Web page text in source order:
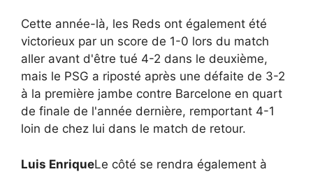
Cette année-là, les Reds ont également été
victorieux par un score de 1-0 lors du match
aller avant d'être tué 4-2 dans le deuxième,
mais le PSG a riposté après une défaite de 3-2
à la première jambe contre Barcelone en quart
de finale de l'année dernière, remportant 4-1
loin de chez lui dans le match de retour.
Luis EnriqueLe côté se rendra également à